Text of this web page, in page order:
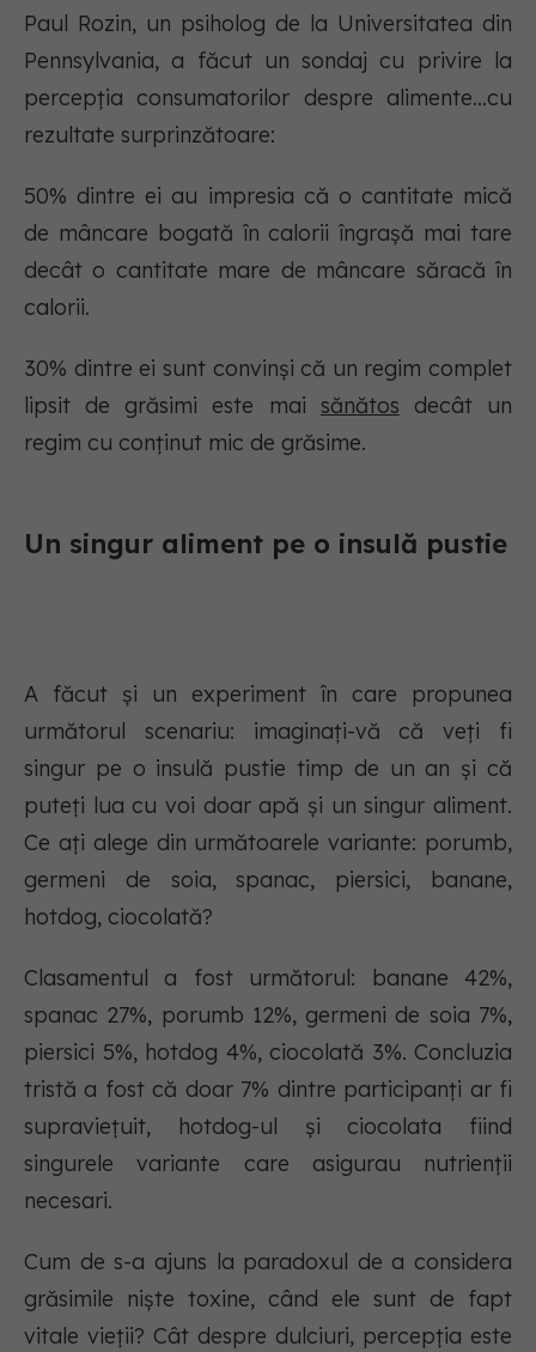
Paul Rozin, un psiholog de la Universitatea din
Pennsylvania, a făcut un sondaj cu privire la
percepția consumatorilor despre alimente…cu
rezultate surprinzătoare:
50% dintre ei au impresia că o cantitate mică
de mâncare bogată în calorii îngrașă mai tare
decât o cantitate mare de mâncare săracă în
calorii.
30% dintre ei sunt convinși că un regim complet
lipsit de grăsimi este mai sănătos decât un
regim cu conținut mic de grăsime.
Un singur aliment pe o insulă pustie
A făcut și un experiment în care propunea
următorul scenariu: imaginați-vă că veți fi
singur pe o insulă pustie timp de un an și că
puteți lua cu voi doar apă și un singur aliment.
Ce ați alege din următoarele variante: porumb,
germeni de soia, spanac, piersici, banane,
hotdog, ciocolată?
Clasamentul a fost următorul: banane 42%,
spanac 27%, porumb 12%, germeni de soia 7%,
piersici 5%, hotdog 4%, ciocolată 3%. Concluzia
tristă a fost că doar 7% dintre participanți ar fi
supraviețuit, hotdog-ul și ciocolata fiind
singurele variante care asigurau nutrienții
necesari.
Cum de s-a ajuns la paradoxul de a considera
grăsimile niște toxine, când ele sunt de fapt
vitale vieții? Cât despre dulciuri, percepția este